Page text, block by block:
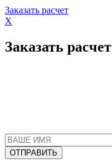
Заказать расчет
X
Заказать расчет